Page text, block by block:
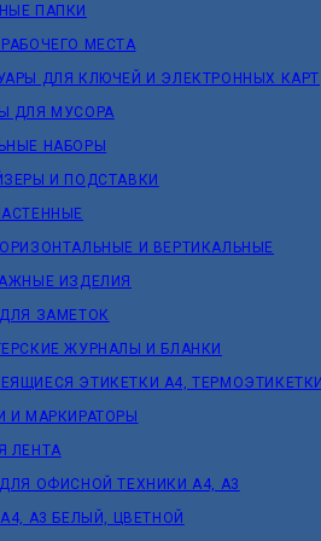
ПАПКИ
МЕСТА
ДЛЯ КЛЮЧЕЙ И ЭЛЕКТРОННЫХ КАРТ
ДЛЯ МУСОРА
НАБОРЫ
И ПОДСТАВКИ
И ВЕРТИКАЛЬНЫЕ
ИЗДЕЛИЯ
ЗАМЕТОК
ЖУРНАЛЫ И БЛАНКИ
ЭТИКЕТКИ А4,
И МАРКИРАТОРЫ
ЛЕНТА
ОФИСНОЙ ТЕХНИКИ А4, А3
А3 БЕЛЫЙ, ЦВЕТНОЙ